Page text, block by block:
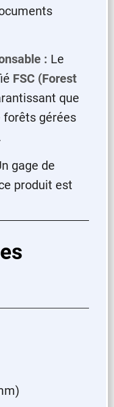
: Le
FSC (Forest
que
forêts gérées
gage de
produit est